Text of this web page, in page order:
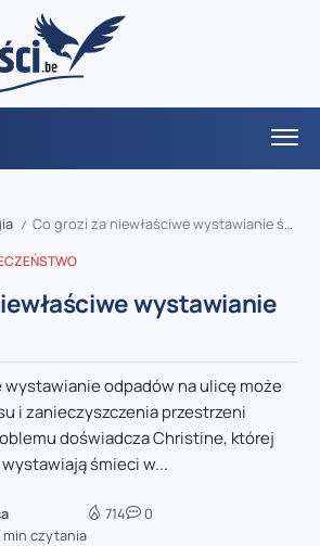
/ Co grozi za niewłaściwe wystawianie śmieci?
wystawianie
odpadów na ulicę może
i zanieczyszczenia przestrzeni
doświadcza Christine, której
śmieci w...
min czytania
714 0